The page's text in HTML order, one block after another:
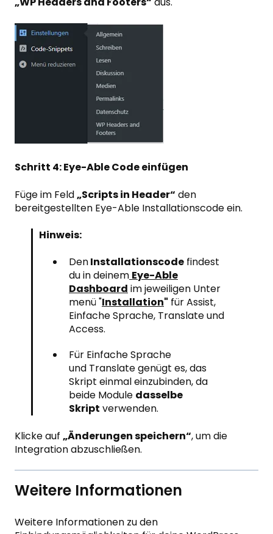
Schritt 4: Eye-Able Code einfügen
Füge im Feld „Scripts in Header“ den
bereitgestellten Eye-Able Installationscodeein.
Hinweis:
DenInstallationscode findest
du in deinem Eye-Able
Dashboard im jeweiligen Unter
menü "Installation" für Assist,
Einfache Sprache, Translate und
Access.
Für Einfache Sprache
und Translate genügt es, das
Skript einmal einzubinden, da
beide Module dasselbe
Skript verwenden.
Klicke auf „Änderungen speichern“, um die
Integration abzuschließen.
Weitere Informationen
Weitere Informationen zu den